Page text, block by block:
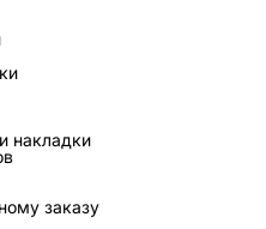
накладки
заказу